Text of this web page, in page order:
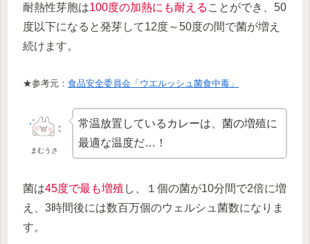
耐熱性芽胞は100度の加熱にも耐える ことができ、50
度以下になると発芽して12度～50度の間で菌が増え
続けます。
★参考元： 食品安全委員会「ウエルッシュ菌食中毒」
まむうさ
常温放置しているカレーは、菌の増殖に
最適な温度だ…！
菌は45度で最も増殖 し、１個の菌が10分間で2倍に増
え、3時間後には数百万個のウェルシュ菌数になりま
す。